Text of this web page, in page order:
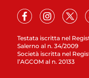
Testata iscritta nel
Salerno al n. 34/2009
Società iscritta nel
l’AGCOM al n. 20133